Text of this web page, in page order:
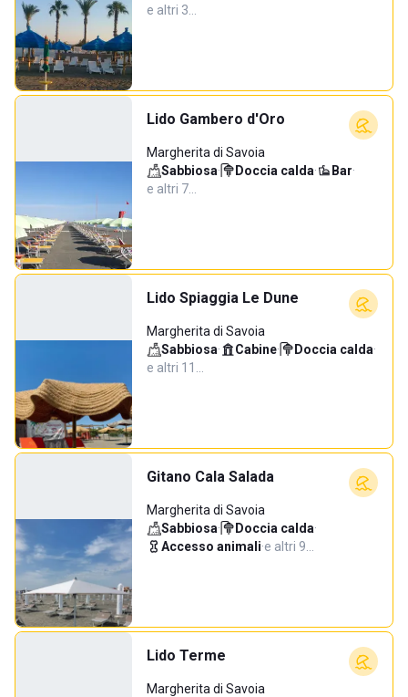
e altri 3…
Lido Gambero d'Oro
Margherita di Savoia
Sabbiosa· Doccia calda· Bar·
e altri 7…
Lido Spiaggia Le Dune
Margherita di Savoia
Sabbiosa· Cabine· Doccia calda·
e altri 11…
Gitano Cala Salada
Margherita di Savoia
Sabbiosa· Doccia calda·
Accesso animali·e altri 9…
Lido Terme
Margherita di Savoia